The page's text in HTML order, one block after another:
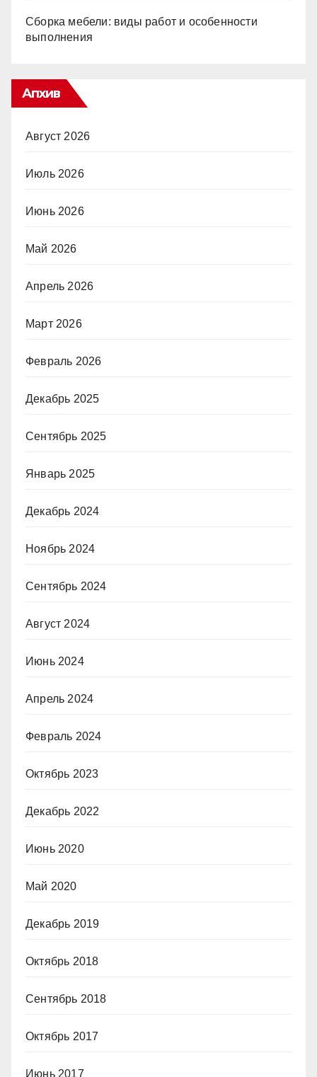
Сборка мебели: виды работ и особенности
выполнения
Апхив
Август 2026
Июль 2026
Июнь 2026
Май 2026
Апрель 2026
Март 2026
Февраль 2026
Декабрь 2025
Сентябрь 2025
Январь 2025
Декабрь 2024
Ноябрь 2024
Сентябрь 2024
Август 2024
Июнь 2024
Апрель 2024
Февраль 2024
Октябрь 2023
Декабрь 2022
Июнь 2020
Май 2020
Декабрь 2019
Октябрь 2018
Сентябрь 2018
Октябрь 2017
Июнь 2017